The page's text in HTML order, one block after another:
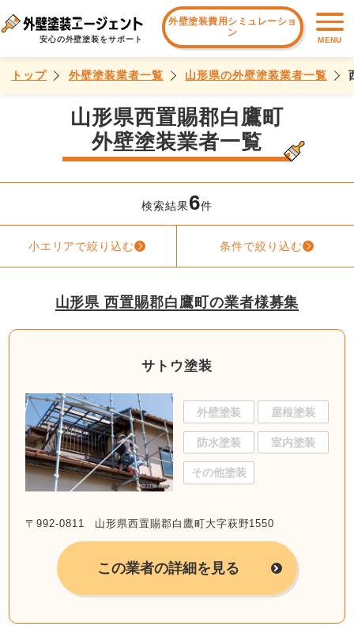
安心の外壁塗装をサポート
外壁塗装費用シミュレーショ
ン
MENU
トップ 外壁塗装業者一覧 山形県の外壁塗装業者一覧
山形県西置賜郡白鷹町
外壁塗装業者一覧
検索結果6件
小エリアで絞り込む 条件で絞り込む
山形県 西置賜郡白鷹町の業者様募集
サトウ塗装
外壁塗装 屋根塗装
防水塗装 室内塗装
その他塗装
〒992-0811 山形県西置賜郡白鷹町大字萩野1550
この業者の詳細を見る